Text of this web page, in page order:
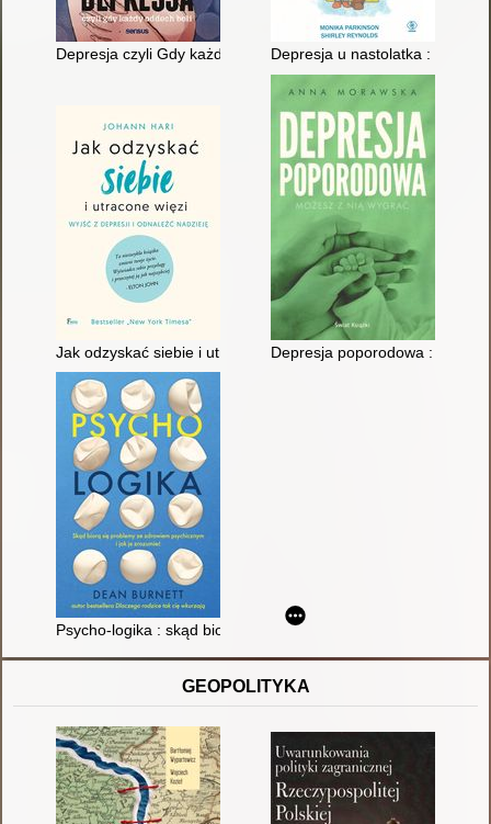
Depresja czyli Gdy każdy oddech boliDepresja u nastolatka :
Jak odzyskać siebie i utracone więziDepresja poporodowa :
Psycho-logika : skąd biorą się problemy ze zdrowiem
GEOPOLITYKA